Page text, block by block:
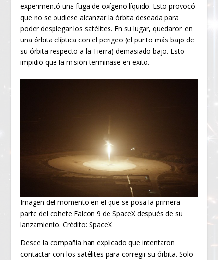
experimentó una fuga de oxígeno líquido. Esto provocó
que no se pudiese alcanzar la órbita deseada para
poder desplegar los satélites. En su lugar, quedaron en
una órbita elíptica con el perigeo (el punto más bajo de
su órbita respecto a la Tierra) demasiado bajo. Esto
impidió que la misión terminase en éxito.
Imagen del momento en el que se posa la primera
parte del cohete Falcon 9 de SpaceX después de su
lanzamiento. Crédito: SpaceX
Desde la compañía han explicado que intentaron
contactar con los satélites para corregir su órbita. Solo